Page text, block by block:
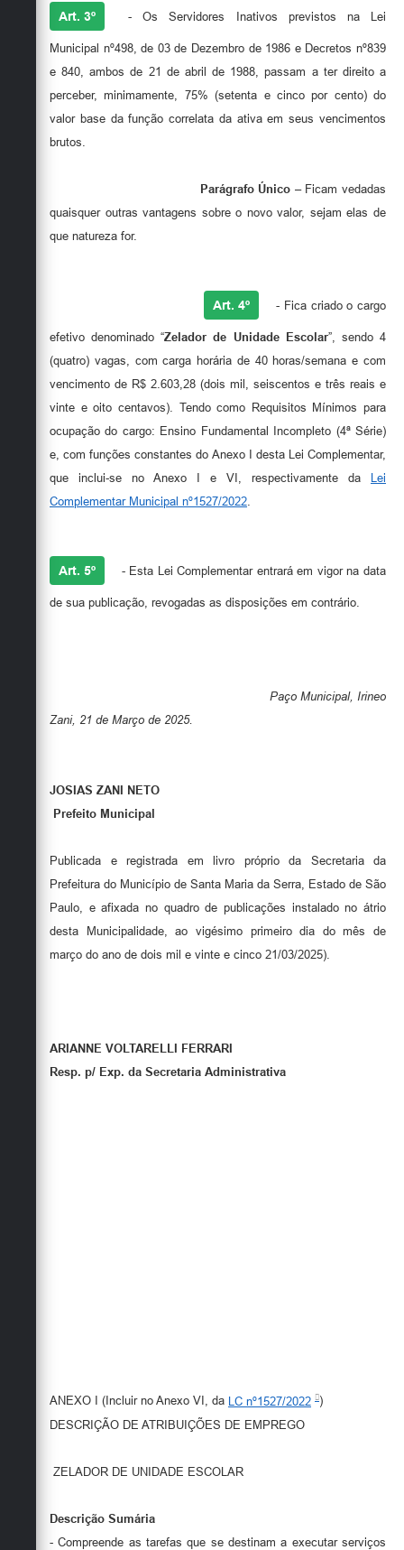
Art. 3º - Os Servidores Inativos previstos na Lei
Municipal nº498, de 03 de Dezembro de 1986 e Decretos nº839
e 840, ambos de 21 de abril de 1988, passam a ter direito a
perceber, minimamente, 75% (setenta e cinco por cento) do
valor base da função correlata da ativa em seus vencimentos
brutos.
Parágrafo Único – Ficam vedadas
quaisquer outras vantagens sobre o novo valor, sejam elas de
que natureza for.
Art. 4º - Fica criado o cargo
efetivo denominado “Zelador de Unidade Escolar”, sendo 4
(quatro) vagas, com carga horária de 40 horas/semana e com
vencimento de R$ 2.603,28 (dois mil, seiscentos e três reais e
vinte e oito centavos). Tendo como Requisitos Mínimos para
ocupação do cargo: Ensino Fundamental Incompleto (4ª Série)
e, com funções constantes do Anexo I desta Lei Complementar,
que inclui-se no Anexo I e VI, respectivamente da
Lei
Complementar Municipal nº1527/2022.
Art. 5º - Esta Lei Complementar entrará em vigor na data
de sua publicação, revogadas as disposições em contrário.
Paço Municipal, Irineo
Zani, 21 de Março de 2025.
JOSIAS ZANI NETO
Prefeito Municipal
Publicada e registrada em livro próprio da Secretaria da
Prefeitura do Município de Santa Maria da Serra, Estado de São
Paulo, e afixada no quadro de publicações instalado no átrio
desta Municipalidade, ao vigésimo primeiro dia do mês de
março do ano de dois mil e vinte e cinco 21/03/2025).
ARIANNE VOLTARELLI FERRARI
Resp. p/ Exp. da Secretaria Administrativa
ANEXO I (Incluir no Anexo VI, da LC nº1527/2022
)
DESCRIÇÃO DE ATRIBUIÇÕES DE EMPREGO
ZELADOR DE UNIDADE ESCOLAR
Descrição Sumária
- Compreende as tarefas que se destinam a executar serviços